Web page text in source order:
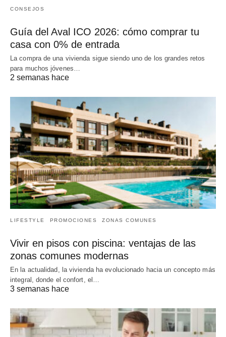
CONSEJOS
Guía del Aval ICO 2026: cómo comprar tu
casa con 0% de entrada
La compra de una vivienda sigue siendo uno de los grandes retos
para muchos jóvenes…
2 semanas hace
LIFESTYLE PROMOCIONES ZONAS COMUNES
Vivir en pisos con piscina: ventajas de las
zonas comunes modernas
En la actualidad, la vivienda ha evolucionado hacia un concepto más
integral, donde el confort, el…
3 semanas hace